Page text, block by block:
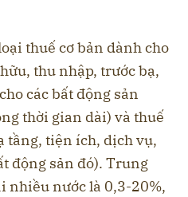
thuế cơ bản dành cho
thu nhập, trước bạ,
các bất động sản
thời gian dài) và thuế
tầng, tiện ích, dịch vụ,
động sản đó). Trung
nhiều nước là 0,3-20%,